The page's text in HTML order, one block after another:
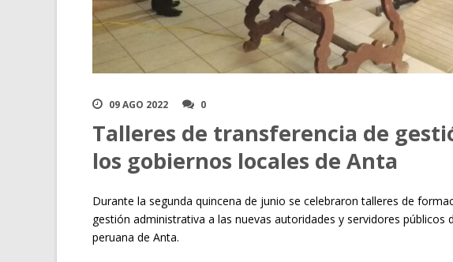
09 AGO 2022 0
Talleres de transferencia de
los gobiernos locales de Anta
Durante la segunda quincena de junio se celebraron talleres de
gestión administrativa a las nuevas autoridades y servidores
peruana de Anta.